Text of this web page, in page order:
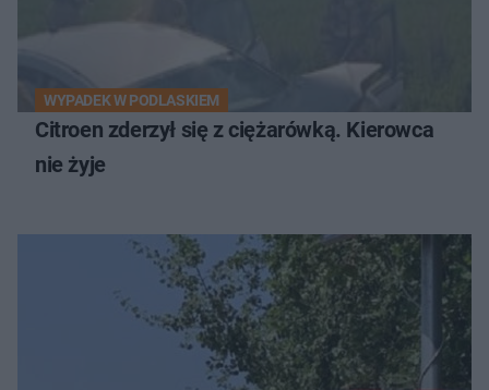
WYPADEK W PODLASKIEM
Citroen zderzył się z ciężarówką. Kierowca
nie żyje